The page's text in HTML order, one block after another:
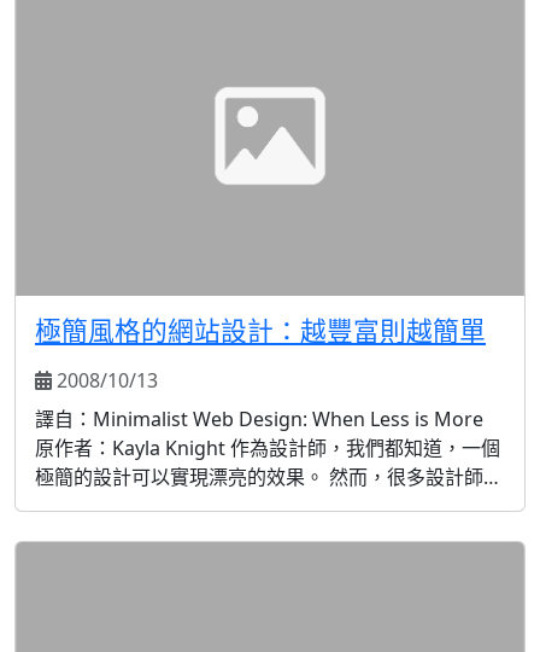
極簡風格的網站設計：越豐富則越簡單
2008/10/13
譯自：Minimalist Web Design: When Less is More
原作者：Kayla Knight 作為設計師，我們都知道，一個
極簡的設計可以實現漂亮的效果。 然而，很多設計師在
實現上有些麻煩：要麼是沒有時間讓使用如此少的元素
製作的頁面看起來漂亮，要麼就是最終的結果只是看起